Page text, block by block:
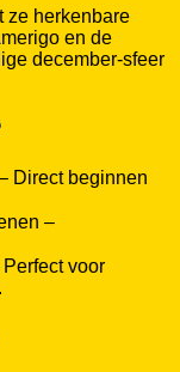
ze herkenbare
en de
december-sfeer
Direct beginnen
–
voor